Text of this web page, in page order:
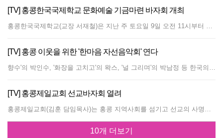
[TV] 홍콩한국국제학교 문화예술 기금마련 바자회 개최
홍콩한국국제학교(교장 서재철)은 지난 주 토요일 9일 오전 11시부터 오후 3시까지 학교 앞마당과 특설무대에서 특별 바자회 및 공연을 개최했다. 한국국제학교는 미술, 음악, 드라마, 미디어를 이용한 수업 등의 기자재 비용과 발전기금을 모금하기 위해 한국부 및 국제부 학부모회(PTA)가 주최가 되어 진행됐다. 한달 전 같은 장소에서 한인회가 개최한 ‘한마음장터와 문화체험’과는 차별되는 바자회였다. 이번 바자회는 영어, 미술, 도서, 교육 관련 부스들이 눈에 띄였다. 학생들은 미술에 참여하거나 상담을 통해 잠시 체험해 볼 수 있었고, 어머니들은 여성의류와 악세사리, 다이어트 건강식품 등을 저렴하게 구입할 수 있었다. 무대 위에서는 사물놀이와 태권도 시범, 학생밴드 공연 등이 이어졌다. 어린 학생들이 각자 나름대로 멋을 내고 나와 학부모와 친구들의 힘찬 박수를 받았다. 학교 뒷마당에서는 각종 먹거리와 농구, 축구, 낚시 등 학생들을 위한 놀이가 진행됐다. 서재철 교장은 “학부모님들이 앞장서서 이렇게 수고해주시니 정말 감사할 뿐”이라고 말했고, 변창석 사무처장은 “한국국제학교 학생들과 토요학교 학생들이 모두 참석할 수 있어 뜻깊다. 우리 한인 학생들을 위해 좋은행사로 자리잡기 위해 노력하겠다”고 전했다. 글/사진 손정호 편집장
[TV] 홍콩 이웃을 위한 '한마음 자선음악회' 연다
향수'의 박인수, '화장을 고치고'의 왁스, '널 그리며'의 박남정 등 한국의 클래식과 대중가요 가수들이 홍콩을 방문해 뜨거운 여름날의 더위를 식힐 예정이다. 홍콩한인회는 매년 5월이면 개최해왔던 가족야유회나 운동회 대신 올해는 음악회를 개최한다. 이번 음악회는 홍콩의 어려운 이웃들을 돕고 함께사는 사회를 위한 자선음악회로 특별히 기획됐다. 그동안 한인회는 홍콩한국국제학교와 홍콩한국토요학교 등 한인 교육기관과 단체들의 제정을 후원하기 위해 한마음장터와 문화행사에 주력해 왔으나 올해는 홍콩의 어려운 이웃을 위해 자선 기금을 마련하는 취지로 마련됐다. 홍콩한인회의 김진만 회장은 "홍콩에 한인들이 많이 살고 있는데 진작 홍콩 이웃들은 많이 돌아보지 못했다. 25년전에 한인들이 자선 바자회를 통해 홍콩공익회(The Community Chest of Hong Kong) 에 기부했었고 최근에는 사스한파 때 이외에는 홍콩사회에 큰 기부가 없어 날로 높아지는 한국 위상에 맞게 홍콩 이웃을 돕기 위한 음악회로 기획했다"고 밝혔다. 이번 음악회 1부는 90년대 클래식과 대중가요를 접목해 신선한 바람을 일으켰던 '향수'의 박인수 테너가 제자교수들과 함께 방문해 한시간 가량 다양한 장르의 가곡, 민요를 들려줄 예정이다. 2부 무대에는 'Enjoy K-Pop' 한류 열기로 이어진다. 90년대 초 일명 '때밀이춤'으로 유명했던 박남정이 '널 그리며', '아! 바람이여', '사랑의 불시착'등으로 무대에 오르며, '화장을 고치고', '오빠'의 왁스도 가세해 더운 여름날의 스트레스를 날려줄 예정이다. 김진만 회장은 "이번 공연을 통해 모여진 수익금은 홍콩의 불우 이웃을 돕기위해 The Community Chest of Hong Kong 에 기부될 예정으로 한인 여러분들의 많은 관심을 바란다"고 밝혔다. 글 손정호 편집장
[TV] 홍콩제일교회 선교바자회 열려
홍콩제일교회(김훈 담임목사)는 홍콩 지역사회를 섬기고 선교의 사명을 위한 취지로 제20회 선교바자회를 2월 26일 토요일 침똥 Energy Plaza 8층에 위치한 본당에서 성황리에 개최했다. 김훈 목사는 "올해는 지역사회와 신학교, 문화센터를 통해 문화강좌 등 지역을 위한 프로그램을 많이 준비중이다. (카우룽통에서 침똥으로) 이사해서 공간은 조금 좁아졌지만 내용은 더욱 풍성해졌다. 교회 성도들과 많은 분들이 도와 주셔서 정말 감사드린다."고 전했다. 이날 바자회에 참석해 성금을 전달한 김진만 한인회장은 "바자회를 통해 교회가 하나가 되고 한인사회도 지역사회를 섬기는 좋은 점에서 배워서 더욱 협력하는 사회가 되길 바란다"고 전했다. 바자회 품목으로는 실버스타 주방기구, 밍크 목도리, 누비이불, 언더웨어, 천연비누, 천영화장품, 각종인형,골프용품 등 다양한 제품들이 선보였다. 또 부산에서 직송된 각종 젓갈류와 오뎅, 건어물등이 인기를 끌었고 월남쌈, 지리산 산나물, 뽕잎차 등 한국에서 온 상품들이다양하게 선보였다. 글/사진 손정호 편집장
10개 더보기